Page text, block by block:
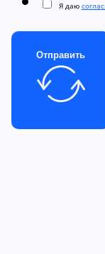
Я даю
Отправить